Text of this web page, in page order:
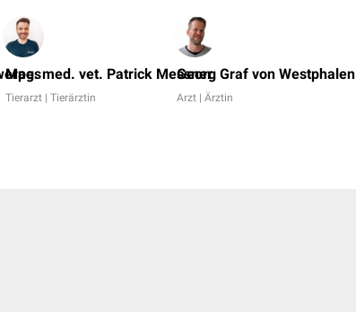
Mag. med. vet. Patrick Messner
Tierarzt | Tierärztin
Georg Graf von Westphalen
Arzt | Ärztin